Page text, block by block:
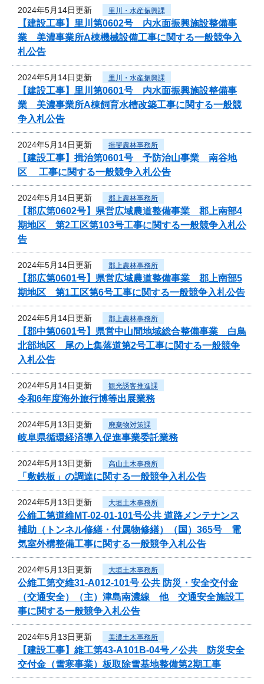
2024年5月14日更新 里川・水産振興課
【建設工事】里川第0602号 内水面振興施設整備事
業 美濃事業所A棟機械設備工事に関する一般競争入
札公告
2024年5月14日更新 里川・水産振興課
【建設工事】里川第0601号 内水面振興施設整備事
業 美濃事業所A棟飼育水槽改築工事に関する一般競
争入札公告
2024年5月14日更新 揖斐農林事務所
【建設工事】揖治第0601号 予防治山事業 南谷地
区 工事に関する一般競争入札公告
2024年5月14日更新 郡上農林事務所
【郡広第0602号】県営広域農道整備事業 郡上南部4
期地区 第2工区第103号工事に関する一般競争入札公
告
2024年5月14日更新 郡上農林事務所
【郡広第0601号】県営広域農道整備事業 郡上南部5
期地区 第1工区第6号工事に関する一般競争入札公告
2024年5月14日更新 郡上農林事務所
【郡中第0601号】県営中山間地域総合整備事業 白鳥
北部地区 尾の上集落道第2号工事に関する一般競争
入札公告
2024年5月14日更新 観光誘客推進課
令和6年度海外旅行博等出展業務
2024年5月13日更新 廃棄物対策課
岐阜県循環経済導入促進事業委託業務
2024年5月13日更新 高山土木事務所
「敷鉄板」の調達に関する一般競争入札公告
2024年5月13日更新 大垣土木事務所
公維工第道維MT-02-01-101号公共 道路メンテナンス
補助（トンネル修繕・付属物修繕）（国）365号 電
気室外構整備工事に関する一般競争入札公告
2024年5月13日更新 大垣土木事務所
公維工第交維31-A012-101号 公共 防災・安全交付金
（交通安全）（主）津島南濃線 他 交通安全施設工
事に関する一般競争入札公告
2024年5月13日更新 美濃土木事務所
【建設工事】維工第43-A101B-04号／公共 防災安全
交付金（雪寒事業）板取除雪基地整備第2期工事